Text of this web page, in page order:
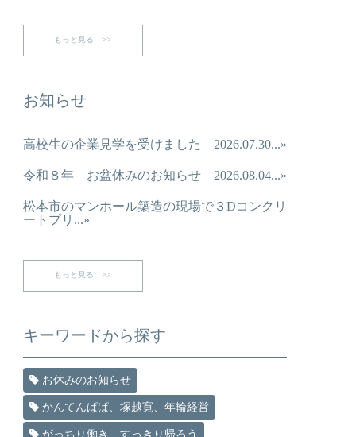
もっと見る >>
お知らせ
高校生の企業見学を受けました 2026.07.30...»
令和８年 お盆休みのお知らせ 2026.08.04...»
松本市のマンホール築造の現場で３Dコンクリ
ートプリ...»
もっと見る >>
キーワードから探す
お休みのお知らせ
かんてんぱぱ、塚越寛、年輪経営
がっちり働き、すっきり帰ろう